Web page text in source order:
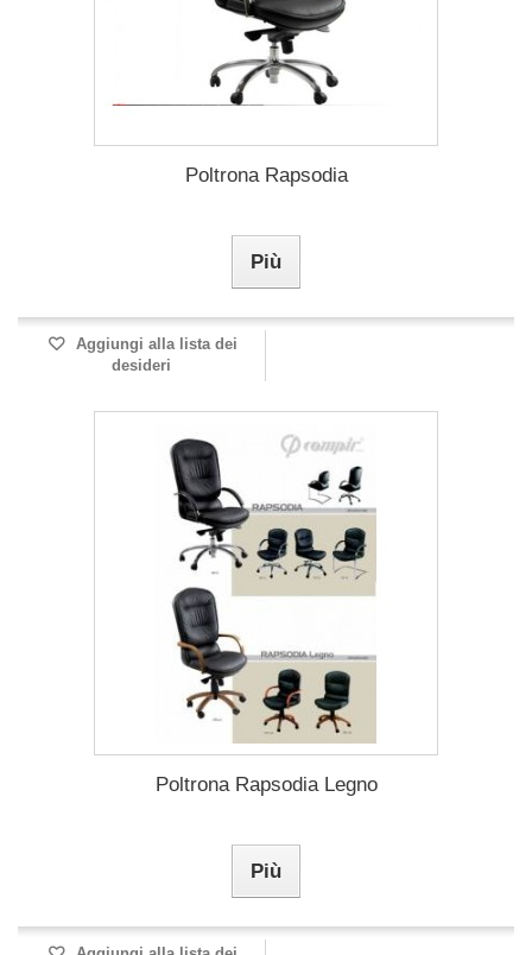
Poltrona Rapsodia
Più
Aggiungi alla lista dei
desideri
Poltrona Rapsodia Legno
Più